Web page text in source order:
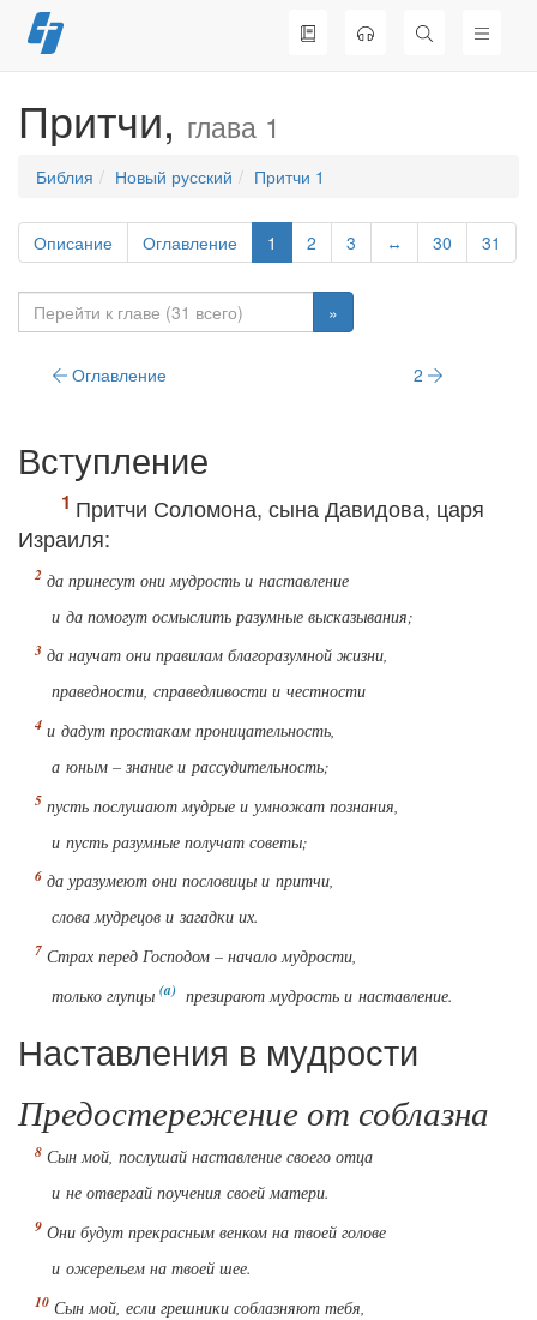
Перейти
к
Притчи, глава 1
Библия Новый русский Притчи 1
Описание Оглавление 1 2 3 ↔ 30 31
»
Оглавление 2
Вступление
Притчи Соломона, сына Давидова, царя
Израиля:
да принесут они мудрость и наставление
и да помогут осмыслить разумные высказывания;
да научат они правилам благоразумной жизни,
праведности, справедливости и честности
и дадут простакам проницательность,
а юным – знание и рассудительность;
пусть послушают мудрые и умножат познания,
и пусть разумные получат советы;
да уразумеют они пословицы и притчи,
слова мудрецов и загадки их.
Страх перед Господом – начало мудрости,
только глупцы
презирают мудрость и наставление.
Наставления в мудрости
Предостережение от соблазна
Сын мой, послушай наставление своего отца
и не отвергай поучения своей матери.
Они будут прекрасным венком на твоей голове
и ожерельем на твоей шее.
Сын мой, если грешники соблазняют тебя,